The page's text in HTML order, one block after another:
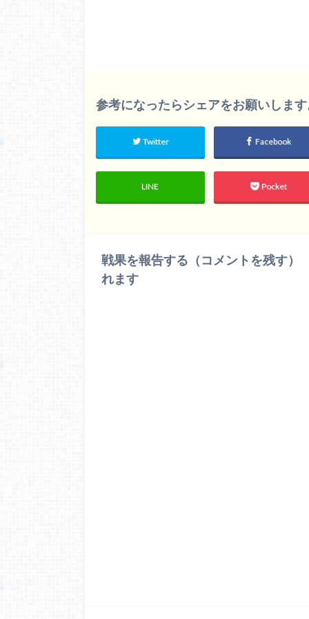
参考になったらシェアをお願いします
Twitter Facebook
LINE Pocket
戦果を報告する（コメントを残す
れます